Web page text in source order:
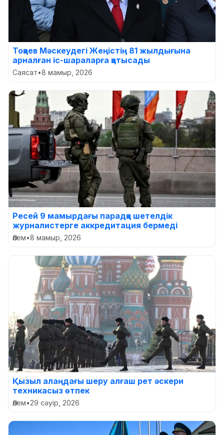
Тоқаев Мәскеудегі Жеңістің 81 жылдығына
арналған іс-шараларға қатысады
Саясат•8 мамыр, 2026
Ресей 9 мамырдағы парадқа шетелдік
журналистерге аккредитация бермеді
Әлем•8 мамыр, 2026
Қызыл алаңдағы шеру алғаш рет әскери
техникасыз өтпек
Әлем•29 сәуір, 2026